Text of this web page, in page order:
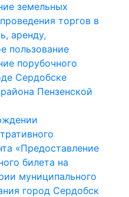
земельных
торгов в
аренду,
пользование
порубочного
Сердобске
Пензенской
«Предоставление
билета на
муниципального
город Сердобск